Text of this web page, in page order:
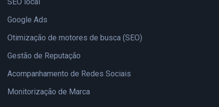
Google Ads
Otimização de motores de busca (SEO)
Gestão de Reputação
Acompanhamento de Redes Sociais
Monitorização de Marca